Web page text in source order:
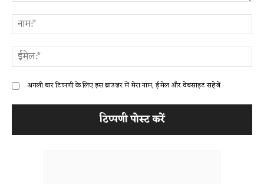
अगली बार टिप्पणी के लिए इस ब्राउज़र में मेरा नाम, ईमेल और वेबसाइट सहेजें